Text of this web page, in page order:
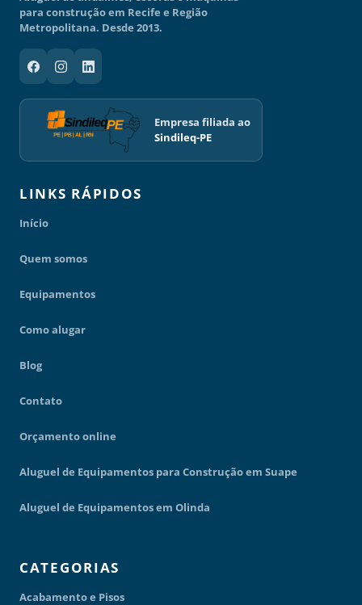
para construção em Recife e Região
Metropolitana. Desde 2013.
Empresa filiada ao
Sindileq-PE
LINKS RÁPIDOS
Início
Quem somos
Equipamentos
Como alugar
Blog
Contato
Orçamento online
Aluguel de Equipamentos para Construção em Suape
Aluguel de Equipamentos em Olinda
CATEGORIAS
Acabamento e Pisos